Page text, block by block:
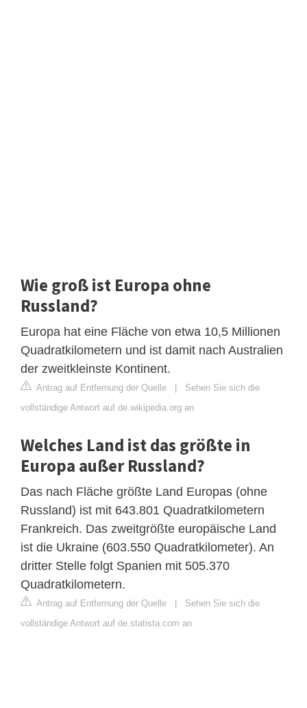
Wie groß ist Europa ohne
Russland?
Europa hat eine Fläche von etwa 10,5 Millionen
Quadratkilometern und ist damit nach Australien
der zweitkleinste Kontinent.
Antrag auf Entfernung der Quelle
Sehen Sie sich die
vollständige Antwort auf de.wikipedia.org an
Welches Land ist das größte in
Europa außer Russland?
Das nach Fläche größte Land Europas (ohne
Russland) ist mit 643.801 Quadratkilometern
Frankreich. Das zweitgrößte europäische Land
ist die Ukraine (603.550 Quadratkilometer). An
dritter Stelle folgt Spanien mit 505.370
Quadratkilometern.
Antrag auf Entfernung der Quelle
Sehen Sie sich die
vollständige Antwort auf de.statista.com an